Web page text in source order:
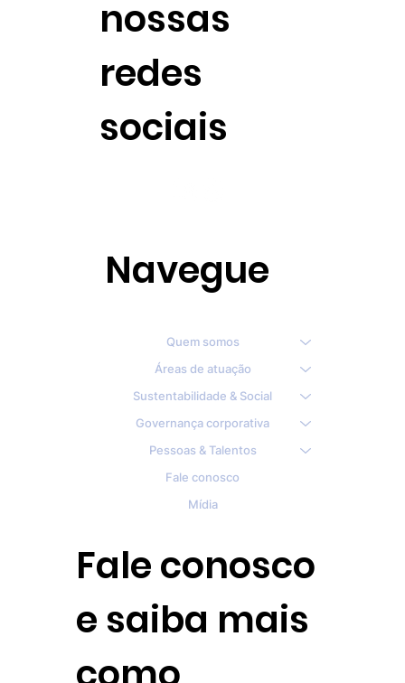
Navegue
Quem somos
Áreas de atuação
Sustentabilidade & Social
Governança corporativa
Pessoas & Talentos
Fale conosco
Mídia
nossas
redes
sociais
Fale conosco
e saiba mais